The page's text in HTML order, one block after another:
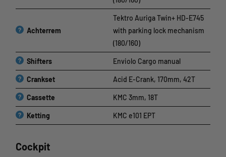
Achterrem
?
Tektro Auriga Twin+ HD-E745
with parking lock mechanism
(180/160)
Shifters
? Enviolo Cargo manual
Crankset
? Acid E-Crank, 170mm, 42T
Cassette
? KMC 3mm, 18T
Ketting
? KMC e101 EPT
Cockpit